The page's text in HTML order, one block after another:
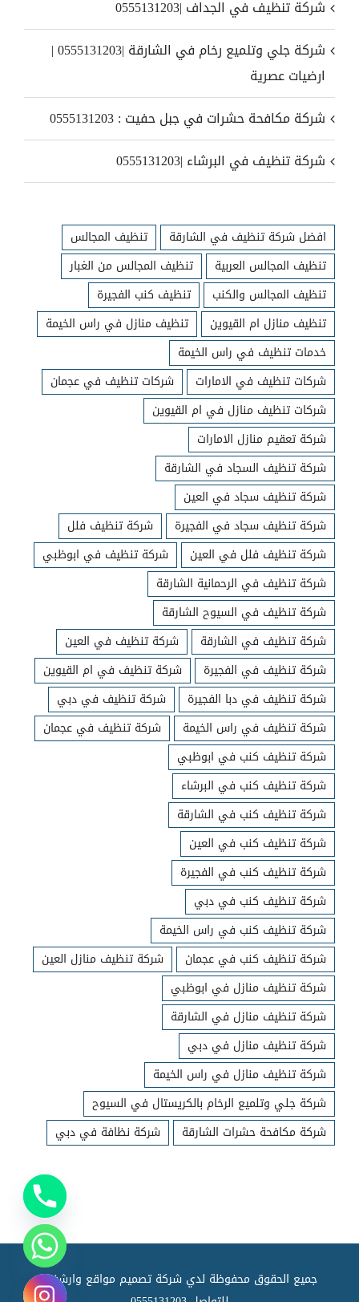
شركة تنظيف في الجداف |0555131203
شركة جلي وتلميع رخام في الشارقة |0555131203 |
ارضيات عصرية
شركة مكافحة حشرات في جبل حفيت : 0555131203
شركة تنظيف في البرشاء |0555131203
افضل شركة تنظيف في الشارقة
تنظيف المجالس
تنظيف المجالس العربية
تنظيف المجالس من الغبار
تنظيف المجالس والكنب
تنظيف كنب الفجيرة
تنظيف منازل ام القيوين
تنظيف منازل في راس الخيمة
خدمات تنظيف في راس الخيمة
شركات تنظيف في الامارات
شركات تنظيف في عجمان
شركات تنظيف منازل في ام القيوين
شركة تعقيم منازل الامارات
شركة تنظيف السجاد في الشارقة
شركة تنظيف سجاد في العين
شركة تنظيف سجاد في الفجيرة
شركة تنظيف فلل
شركة تنظيف فلل في العين
شركة تنظيف في ابوظبي
شركة تنظيف في الرحمانية الشارقة
شركة تنظيف في السيوح الشارقة
شركة تنظيف في الشارقة
شركة تنظيف في العين
شركة تنظيف في الفجيرة
شركة تنظيف في ام القيوين
شركة تنظيف في دبا الفجيرة
شركة تنظيف في دبي
شركة تنظيف في راس الخيمة
شركة تنظيف في عجمان
شركة تنظيف كنب في ابوظبي
شركة تنظيف كنب في البرشاء
شركة تنظيف كنب في الشارقة
شركة تنظيف كنب في العين
شركة تنظيف كنب في الفجيرة
شركة تنظيف كنب في دبي
شركة تنظيف كنب في راس الخيمة
شركة تنظيف كنب في عجمان
شركة تنظيف منازل العين
شركة تنظيف منازل في ابوظبي
شركة تنظيف منازل في الشارقة
شركة تنظيف منازل في دبي
شركة تنظيف منازل في راس الخيمة
شركة جلي وتلميع الرخام بالكريستال في السيوح
شركة مكافحة حشرات الشارقة
شركة نظافة في دبي
جميع الحقوق محفوظة لدي شركة تصميم مواقع وارشفته